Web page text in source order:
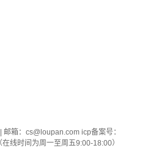
箱： cs@loupan.com icp备案号：
线时间为周一至周五9:00-18:00）